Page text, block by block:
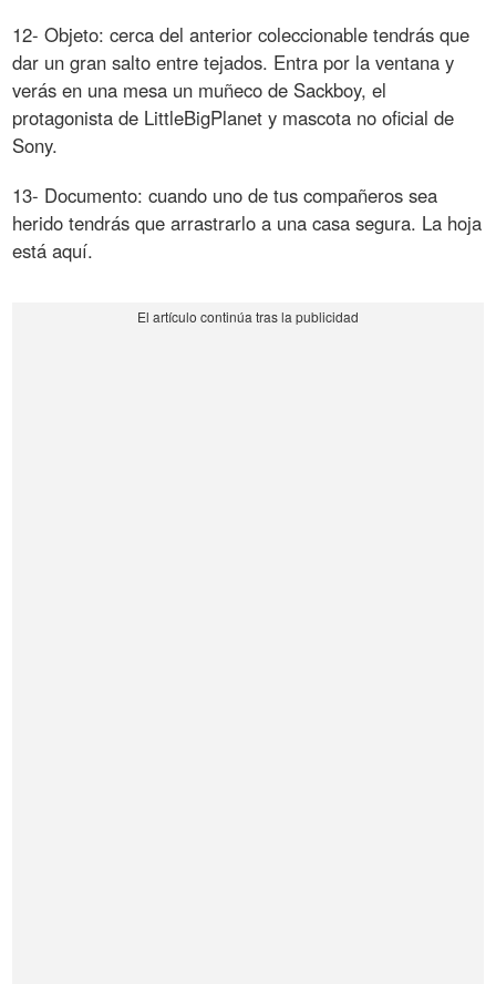
12- Objeto: cerca del anterior coleccionable tendrás que
dar un gran salto entre tejados. Entra por la ventana y
verás en una mesa un muñeco de Sackboy, el
protagonista de LittleBigPlanet y mascota no oficial de
Sony.
13- Documento: cuando uno de tus compañeros sea
herido tendrás que arrastrarlo a una casa segura. La hoja
está aquí.